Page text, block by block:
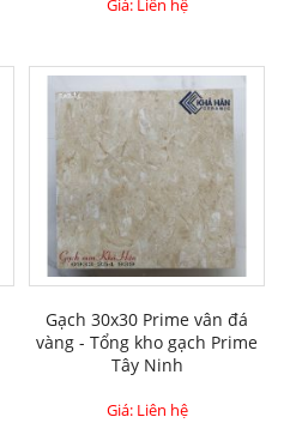
Giá: Liên hệ
Gạch 30x30 Prime vân đá
vàng - Tổng kho gạch Prime
Tây Ninh
Giá: Liên hệ